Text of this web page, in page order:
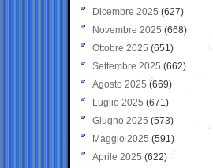
Dicembre 2025 (627)
Novembre 2025 (668)
Ottobre 2025 (651)
Settembre 2025 (662)
Agosto 2025 (669)
Luglio 2025 (671)
Giugno 2025 (573)
Maggio 2025 (591)
Aprile 2025 (622)